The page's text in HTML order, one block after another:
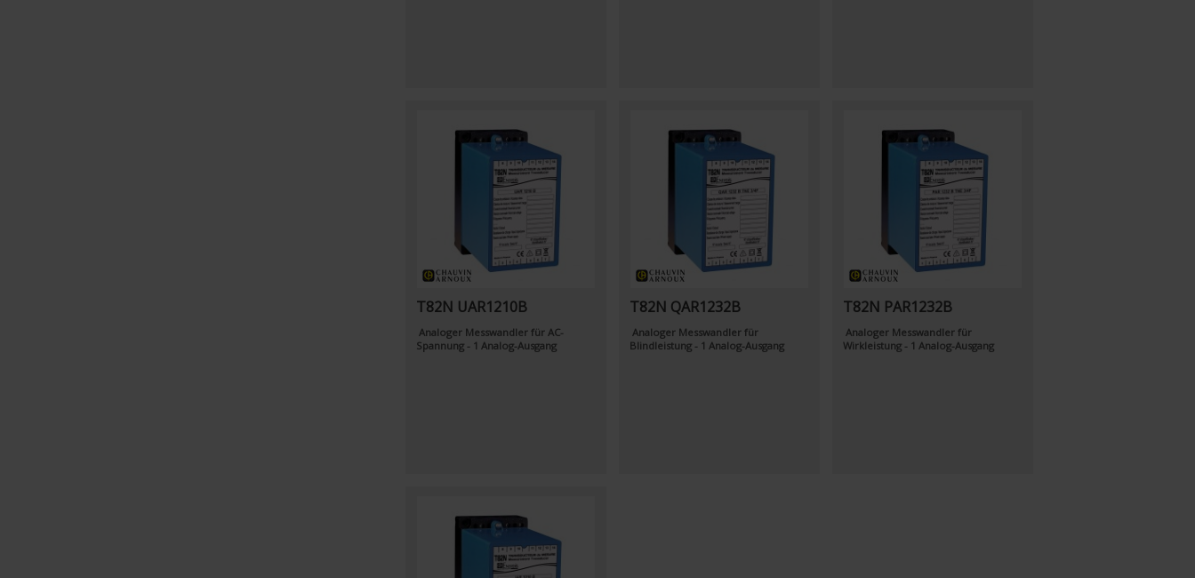
T82N UAR1210B
Analoger Messwandler für AC-
Spannung - 1 Analog-Ausgang
T82N QAR1232B
Analoger Messwandler für
Blindleistung - 1 Analog-Ausgang
T82N PAR1232B
Analoger Messwandler für
Wirkleistung - 1 Analog-Ausgang